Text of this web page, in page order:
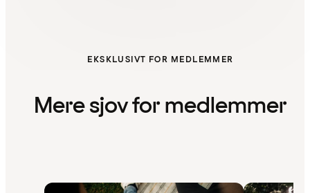
EKSKLUSIVT FOR MEDLEMMER
Mere sjov for medlemmer